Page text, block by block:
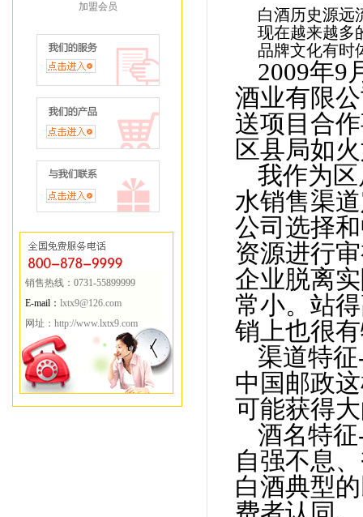
加盟会员
销售热线：0731-55899999
E-mail： lxtx9@126.com
网址： http://www.lxtx9.com
白酒历史源远
现在越来越多
品牌文化有时
2009年9
酒业有限
送项目合
区县局如
我作为
水销售渠
公司选择
资源进行
企业脱离
常小。站
销上也很
渠道特征
中国邮政
可能获得
酒名特征
自强不息
白酒典型